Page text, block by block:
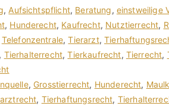
, Aufsichtspflicht, Beratung, einstweilige
, Hunderecht, Kaufrecht, Nutztierrecht,
Telefonzentrale,Tierarzt,
, Tierhalterrecht,Tierkaufrecht, Tierrecht,
, Grosstierrecht, Hunderecht,
, Tierhaftungsrecht,